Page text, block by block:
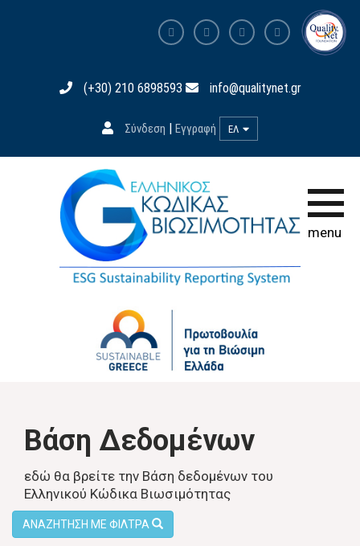
Αρχική σελίδα
Ο Κώδικας
Εκπαίδευση
Βάση Δεδομένων
(+30) 210 6898593 info@qualitynet.gr
Σύνδεση Εγγραφή ΕΛ
menu
Βάση Δεδομένων
εδώ θα βρείτε την Βάση δεδομένων του
Ελληνικού Κώδικα Βιωσιμότητας
ΑΝΑΖΗΤΗΣΗ ΜΕ ΦΙΛΤΡΑ